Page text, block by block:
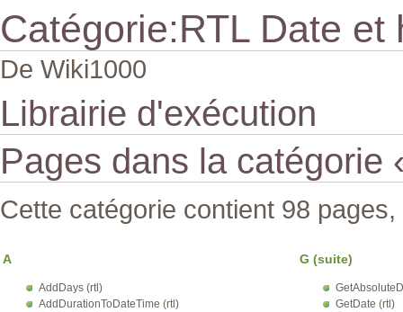
Catégorie:RTL Date et
De Wiki1000
Librairie d'exécution
Pages dans la catégorie
Cette catégorie contient 98
A
AddDays (rtl)
AddDurationToDateTime (rtl)
G (suite)
GetDate (rtl)